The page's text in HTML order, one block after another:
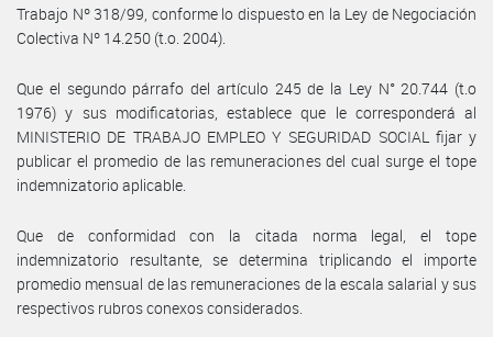
Trabajo Nº 318/99, conforme lo dispuesto en la Ley de Negociación
Colectiva Nº 14.250 (t.o. 2004).
Que el segundo párrafo del artículo 245 de la Ley N° 20.744 (t.o
1976) y sus modificatorias, establece que le corresponderá al
MINISTERIO DE TRABAJO EMPLEO Y SEGURIDAD SOCIAL fijar y
publicar el promedio de las remuneraciones del cual surge el tope
indemnizatorio aplicable.
Que de conformidad con la citada norma legal, el tope
indemnizatorio resultante, se determina triplicando el importe
promedio mensual de las remuneraciones de la escala salarial y sus
respectivos rubros conexos considerados.